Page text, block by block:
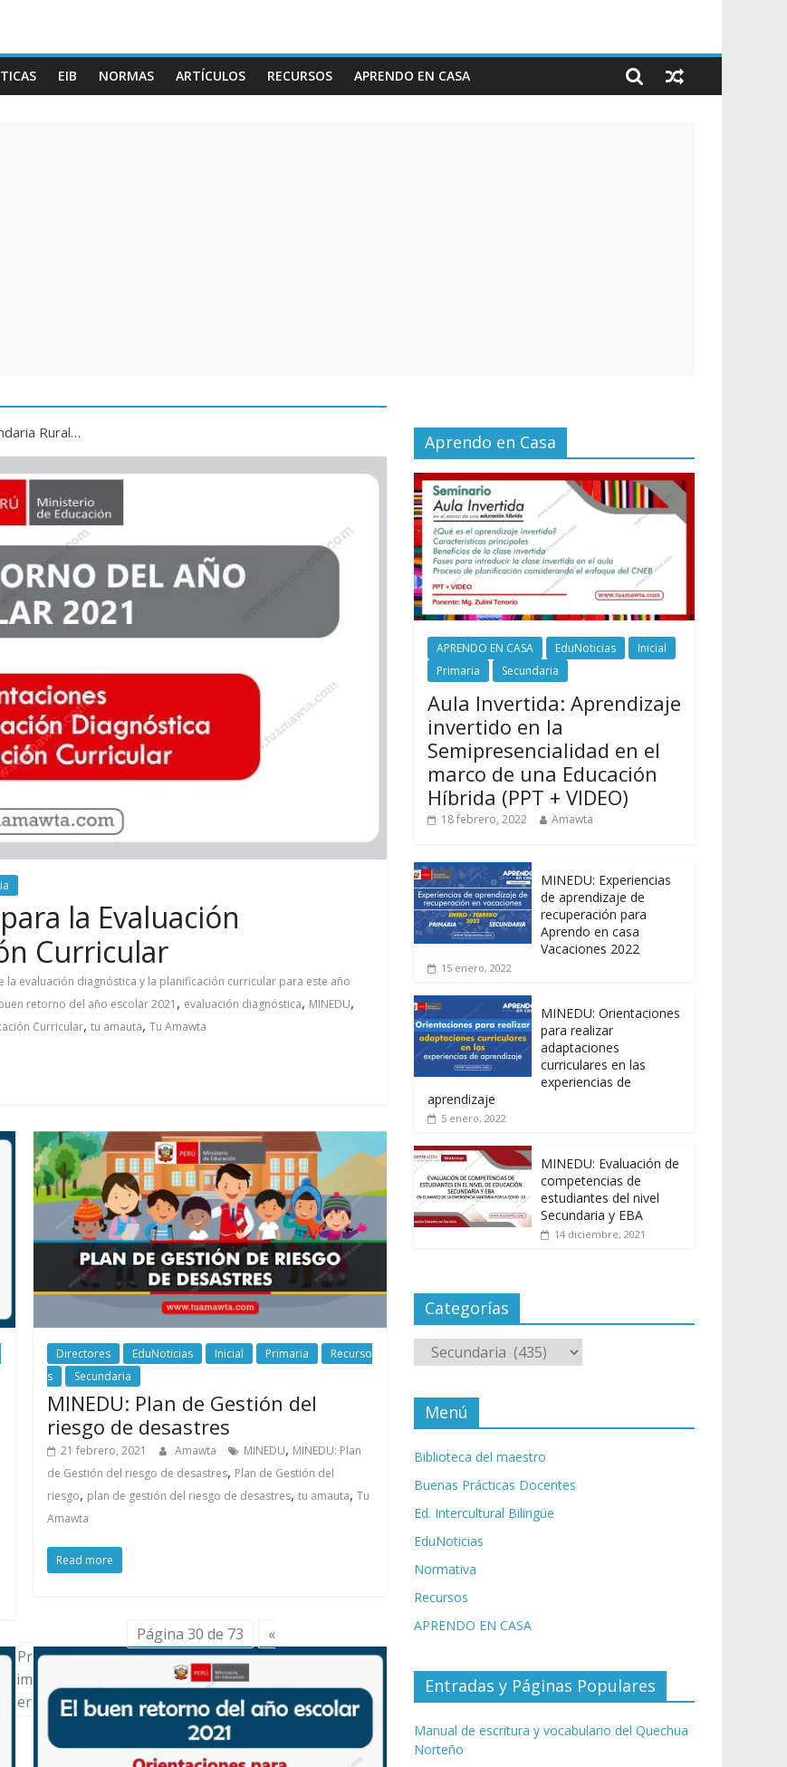
EIB NORMAS ARTÍCULOS RECURSOS APRENDO EN CASA
Rural…
la Evaluación
Curricular
la evaluación diagnóstica y la planificación curricular para este año
retorno del año escolar 2021 , evaluación diagnóstica, MINEDU,
Curricular, tu amauta, Tu Amawta
Directores EduNoticias Inicial Primaria
Recurso
s
Secundaria
MINEDU: Plan de Gestión del
riesgo de desastres
21 febrero, 2021 Amawta MINEDU, MINEDU: Plan
de Gestión del riesgo de desastres, Plan de Gestión del
riesgo, plan de gestión del riesgo de desastres,tu amauta,Tu
Amawta
Read more
Página 30 de 73
«
Pr
im
er
Aprendo en Casa
APRENDO EN CASA EduNoticias
Inicial
Primaria
Secundaria
Aula Invertida: Aprendizaje
invertido en la
Semipresencialidad en el
marco de una Educación
Híbrida (PPT + VIDEO)
18 febrero, 2022 Amawta
MINEDU: Experiencias
de aprendizaje de
recuperación para
Aprendo en casa
Vacaciones 2022
15 enero, 2022
MINEDU: Orientaciones
para realizar
adaptaciones
curriculares en las
experiencias de
aprendizaje
5 enero, 2022
MINEDU: Evaluación de
competencias de
estudiantes del nivel
Secundaria y EBA
14 diciembre, 2021
Categorías
Categorías
Menú
Biblioteca del maestro
Buenas Prácticas Docentes
Ed. Intercultural Bilingüe
EduNoticias
Normativa
Recursos
APRENDO EN CASA
Entradas y Páginas Populares
Manual de escritura y vocabulario del Quechua
Norteño